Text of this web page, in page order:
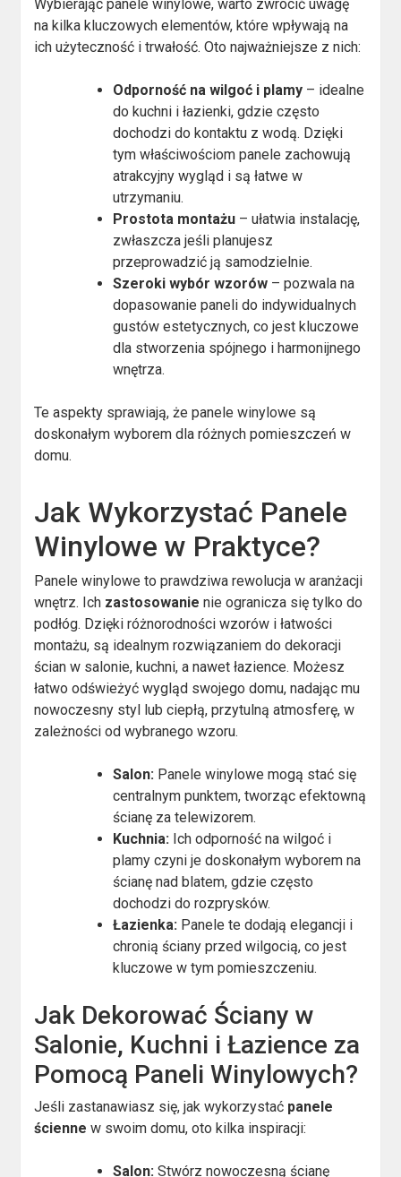
Wybierając panele winylowe, warto zwrócić uwagę
na kilka kluczowych elementów, które wpływają na
ich użyteczność i trwałość. Oto najważniejsze z nich:
Odporność na wilgoć i plamy – idealne
do kuchni i łazienki, gdzie często
dochodzi do kontaktu z wodą. Dzięki
tym właściwościom panele zachowują
atrakcyjny wygląd i są łatwe w
utrzymaniu.
Prostota montażu – ułatwia instalację,
zwłaszcza jeśli planujesz
przeprowadzić ją samodzielnie.
Szeroki wybór wzorów – pozwala na
dopasowanie paneli do indywidualnych
gustów estetycznych, co jest kluczowe
dla stworzenia spójnego i harmonijnego
wnętrza.
Te aspekty sprawiają, że panele winylowe są
doskonałym wyborem dla różnych pomieszczeń w
domu.
Jak Wykorzystać Panele
Winylowe w Praktyce?
Panele winylowe to prawdziwa rewolucja w aranżacji
wnętrz. Ich zastosowanie nie ogranicza się tylko do
podłóg. Dzięki różnorodności wzorów i łatwości
montażu, są idealnym rozwiązaniem do dekoracji
ścian w salonie, kuchni, a nawet łazience. Możesz
łatwo odświeżyć wygląd swojego domu, nadając mu
nowoczesny styl lub ciepłą, przytulną atmosferę, w
zależności od wybranego wzoru.
Salon: Panele winylowe mogą stać się
centralnym punktem, tworząc efektowną
ścianę za telewizorem.
Kuchnia: Ich odporność na wilgoć i
plamy czyni je doskonałym wyborem na
ścianę nad blatem, gdzie często
dochodzi do rozprysków.
Łazienka: Panele te dodają elegancji i
chronią ściany przed wilgocią, co jest
kluczowe w tym pomieszczeniu.
Jak Dekorować Ściany w
Salonie, Kuchni i Łazience za
Pomocą Paneli Winylowych?
Jeśli zastanawiasz się, jak wykorzystać panele
ścienne w swoim domu, oto kilka inspiracji:
Salon: Stwórz nowoczesną ścianę